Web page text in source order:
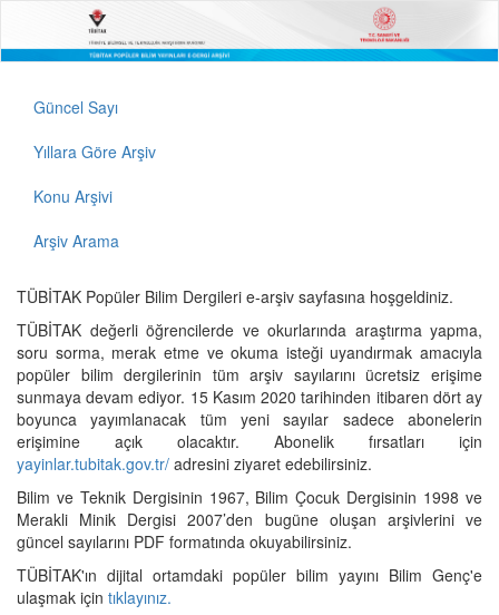
Güncel Sayı
Yıllara Göre Arşiv
Konu Arşivi
Arşiv Arama
TÜBİTAK Popüler Bilim Dergileri e-arşiv sayfasına hoşgeldiniz.
TÜBİTAK değerli öğrencilerde ve okurlarında araştırma yapma,
soru sorma, merak etme ve okuma isteği uyandırmak amacıyla
popüler bilim dergilerinin tüm arşiv sayılarını ücretsiz erişime
sunmaya devam ediyor. 15 Kasım 2020 tarihinden itibaren dört ay
boyunca yayımlanacak tüm yeni sayılar sadece abonelerin
erişimine açık olacaktır. Abonelik fırsatları için
yayinlar.tubitak.gov.tr/ adresini ziyaret edebilirsiniz.
Bilim ve Teknik Dergisinin 1967, Bilim Çocuk Dergisinin 1998 ve
Merakli Minik Dergisi 2007’den bugüne oluşan arşivlerini ve
güncel sayılarını PDF formatında okuyabilirsiniz.
TÜBİTAK'ın dijital ortamdaki popüler bilim yayını Bilim Genç'e
ulaşmak için tıklayınız.